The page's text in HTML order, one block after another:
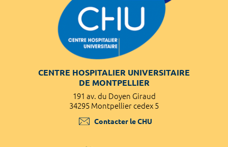
CENTRE HOSPITALIER UNIVERSITAIRE
DE MONTPELLIER
191 av. du Doyen Giraud
34295 Montpellier cedex 5
Contacter le CHU